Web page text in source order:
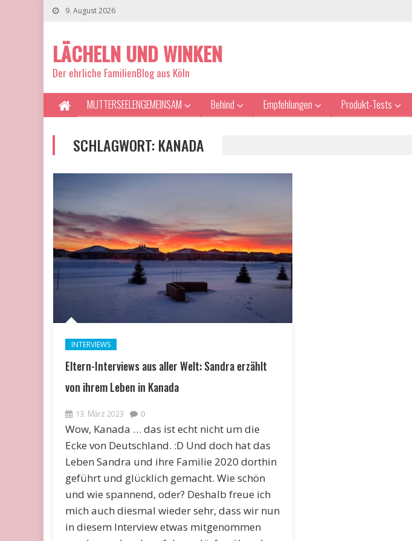
9. August 2026
LÄCHELN UND WINKEN
Der ehrliche FamilienBlog aus Köln
MUTTERSEELENGEMEINSAM Behind Empfehlungen Produkt-Tests
SCHLAGWORT:KANADA
INTERVIEWS
Eltern-Interviews aus aller Welt: Sandra erzählt
von ihrem Leben in Kanada
13. März 2023 0
Wow, Kanada … das ist echt nicht um die
Ecke von Deutschland. :D Und doch hat das
Leben Sandra und ihre Familie 2020 dorthin
geführt und glücklich gemacht. Wie schön
und wie spannend, oder? Deshalb freue ich
mich auch diesmal wieder sehr, dass wir nun
in diesem Interview etwas mitgenommen